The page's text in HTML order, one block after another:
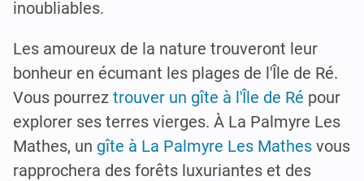
inoubliables.
Les amoureux de la nature trouveront leur
bonheur en écumant les plages de l'Île de Ré.
Vous pourrez trouver un gîte à l'Île de Ré pour
explorer ses terres vierges. À La Palmyre Les
Mathes, un gîte à La Palmyre Les Mathes vous
rapprochera des forêts luxuriantes et des